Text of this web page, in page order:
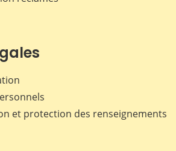
et protection des renseignements